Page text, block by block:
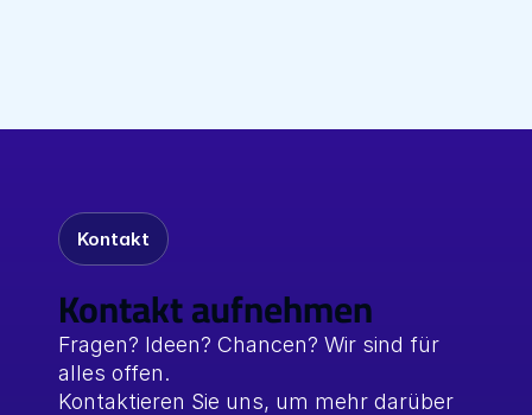
Kontakt
Kontakt aufnehmen
Fragen? Ideen? Chancen? Wir sind für
alles offen.
Kontaktieren Sie uns, um mehr darüber